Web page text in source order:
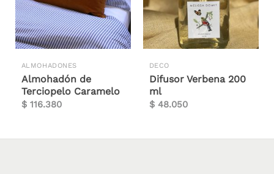
ALMOHADONES
Almohadón de
Terciopelo Caramelo
$116.380
DECO
Difusor Verbena 200
ml
$48.050